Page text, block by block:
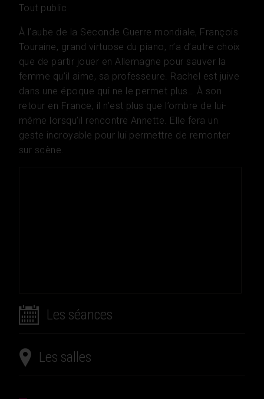
Tout public
À l’aube de la Seconde Guerre mondiale, François
Touraine, grand virtuose du piano, n’a d’autre choix
que de partir jouer en Allemagne pour sauver la
femme qu’il aime, sa professeure. Rachel est juive
dans une époque qui ne le permet plus… À son
retour en France, il n’est plus que l’ombre de lui-
même lorsqu’il rencontre Annette. Elle fera un
geste incroyable pour lui permettre de remonter
sur scène.
Les séances
Les salles